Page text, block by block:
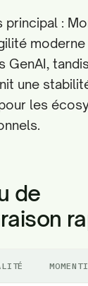
principal :
GenAI,
une
les
de